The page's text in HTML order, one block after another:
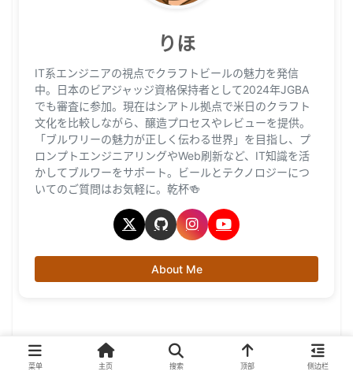
りほ
IT系エンジニアの視点でクラフトビールの魅力を発信
中。日本のビアジャッジ資格保持者として2024年JGBA
でも審査に参加。現在はシアトル拠点で米日のクラフト
文化を比較しながら、醸造プロセスやレビューを提供。
「ブルワリーの魅力が正しく伝わる世界」を目指し、プ
ロンプトエンジニアリングやWeb刷新など、IT知識を活
かしてブルワーをサポート。ビールとテクノロジーにつ
いてのご質問はお気軽に。乾杯🍻
About Me
菜单 主页 搜索 顶部 侧边栏